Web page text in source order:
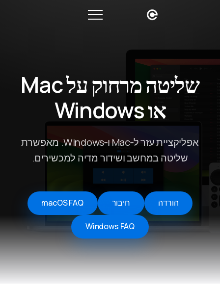
שליטה מרחוק על Mac
או Windows
אפליקציית עזר ל‑Mac ו‑Windows. מאפשרת
שליטה במחשב ושידור מדיה למכשירים.
הורדה חיבור macOS FAQ
Windows FAQ